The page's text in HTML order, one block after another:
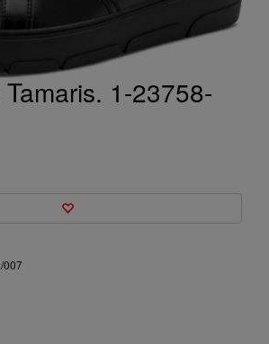
1-23758-
007